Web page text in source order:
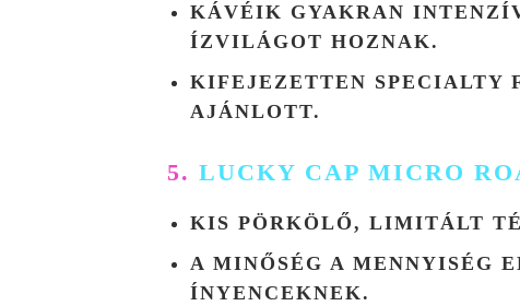
KÁVÉIK GYAKRAN
ÍZVILÁGOT HOZNAK.
KIFEJEZETTEN SPECIALTY
AJÁNLOTT.
5. LUCKY CAP MICRO
KIS PÖRKÖLŐ, LIMITÁLT
A MINŐSÉG A MENNYISÉG
ÍNYENCEKNEK.